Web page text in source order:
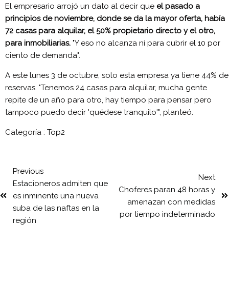
El empresario arrojó un dato al decir que el pasado a
principios de noviembre, donde se da la mayor oferta, había
72 casas para alquilar, el 50% propietario directo y el otro,
para inmobiliarias. "Y eso no alcanza ni para cubrir el 10 por
ciento de demanda".
A este lunes 3 de octubre, solo esta empresa ya tiene 44% de
reservas. "Tenemos 24 casas para alquilar, mucha gente
repite de un año para otro, hay tiempo para pensar pero
tampoco puedo decir 'quédese tranquilo'", planteó.
Categoría : Top2
Previous
Estacioneros admiten que
es inminente una nueva
suba de las naftas en la
región
Next
Choferes paran 48 horas y
amenazan con medidas
por tiempo indeterminado